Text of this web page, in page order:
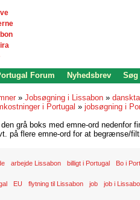
Forum Nyhedsbrev Søg
» Jobsøgning i Lissabon »
i Portugal » jobsøgning i
den grå boks med emne-ord nedenfor
på flere emne-ord for at begrænse/
arbejde Lissabon billigt i Portugal Bo i
EU flytning til Lissabon job job i